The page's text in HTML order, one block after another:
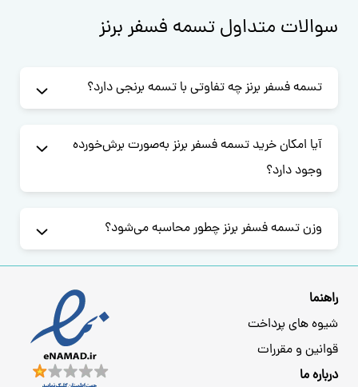
سوالات متداول تسمه فسفر برنز
تسمه فسفر برنز چه تفاوتی با تسمه برنجی دارد؟
آیا امکان خرید تسمه فسفر برنز به‌صورت برش‌خورده
وجود دارد؟
وزن تسمه فسفر برنز چطور محاسبه می‌شود؟
راهنما
شیوه های پرداخت
قوانین و مقررات
درباره ما